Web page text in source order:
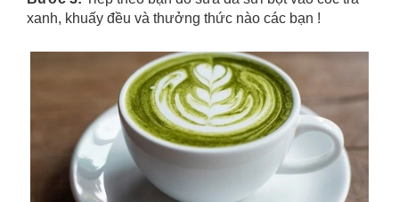
xanh, khuấy đều và thưởng thức nào các bạn !